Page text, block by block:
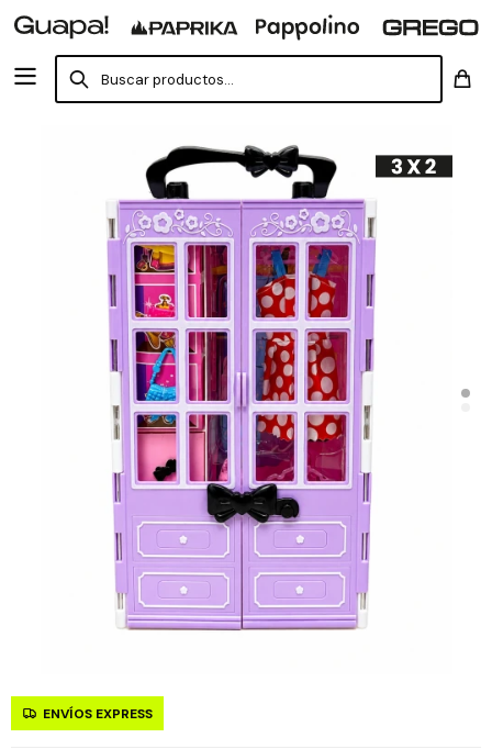
ENVÍOS EXPRESS